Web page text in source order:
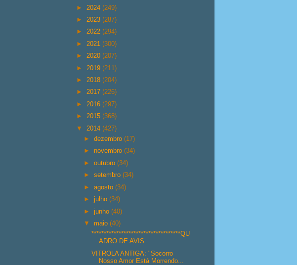
► 2024 (249)
► 2023 (287)
► 2022 (294)
► 2021 (300)
► 2020 (207)
► 2019 (211)
► 2018 (204)
► 2017 (226)
► 2016 (297)
► 2015 (368)
▼ 2014 (427)
►dezembro(17)
► novembro(34)
►outubro(34)
►setembro(34)
►agosto(34)
►julho(34)
►junho(40)
▼ maio(40)
************************************QU
ADRO DE AVIS...
VITROLA ANTIGA: "Socorro
Nosso Amor Está Morrendo...